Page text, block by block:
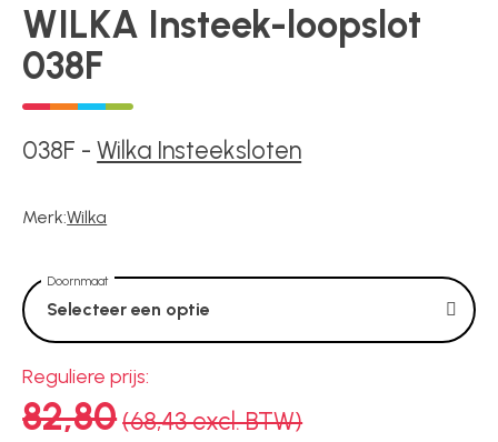
Toegangscontrole
Toegangsverlening
Voedingen
Over ons
Contact
WILKA Insteek-loopslot
038F
038F -Wilka Insteeksloten
Merk:Wilka
Doornmaat
Selecteer een optie
Reguliere prijs:
82,80(68,43 excl. BTW)